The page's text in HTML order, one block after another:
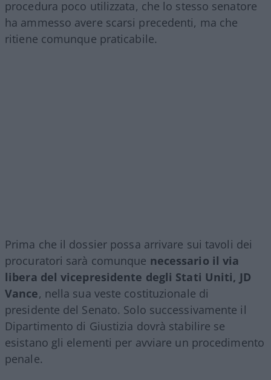
procedura poco utilizzata, che lo stesso senatore
ha ammesso avere scarsi precedenti, ma che
ritiene comunque praticabile.
Prima che il dossier possa arrivare sui tavoli dei
procuratori sarà comunque necessario il via
libera del vicepresidente degli Stati Uniti, JD
Vance, nella sua veste costituzionale di
presidente del Senato. Solo successivamente il
Dipartimento di Giustizia dovrà stabilire se
esistano gli elementi per avviare un procedimento
penale.